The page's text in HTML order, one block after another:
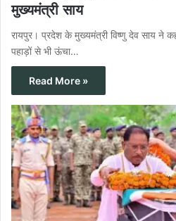
मुख्यमंत्री साय
रायपुर। प्रदेश के मुख्यमंत्री विष्णु देव साय ने
पहाड़ों से भी ऊंचा…
Read More »